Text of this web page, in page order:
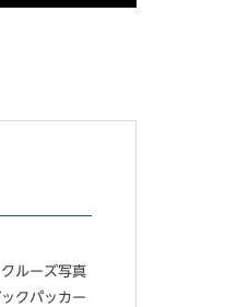
ルーズ写真
クパッカー